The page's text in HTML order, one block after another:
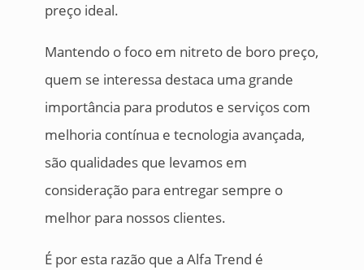
preço ideal.
Mantendo o foco em nitreto de boro preço,
quem se interessa destaca uma grande
importância para produtos e serviços com
melhoria contínua e tecnologia avançada,
são qualidades que levamos em
consideração para entregar sempre o
melhor para nossos clientes.
É por esta razão que a Alfa Trend é